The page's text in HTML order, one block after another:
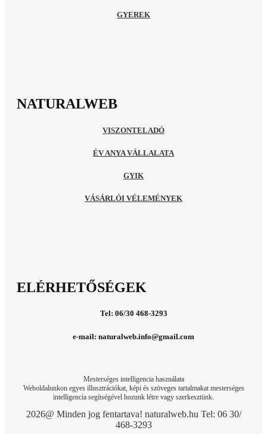
GYEREK
NATURALWEB
VISZONTELADÓ
ÉV ANYA VÁLLALATA
GYIK
VÁSÁRLÓI VÉLEMÉNYEK
ELÉRHETŐSÉGEK
Tel: 06/30 468-3293
e-mail: naturalweb.info@gmail.com
Mesterséges intelligencia használata
Weboldalunkon egyes illusztrációkat, képi és szöveges tartalmakat mesterséges
intelligencia segítségével hozunk létre vagy szerkesztünk.
2026@ Minden jog fentartava! naturalweb.hu Tel: 06 30/
468-3293